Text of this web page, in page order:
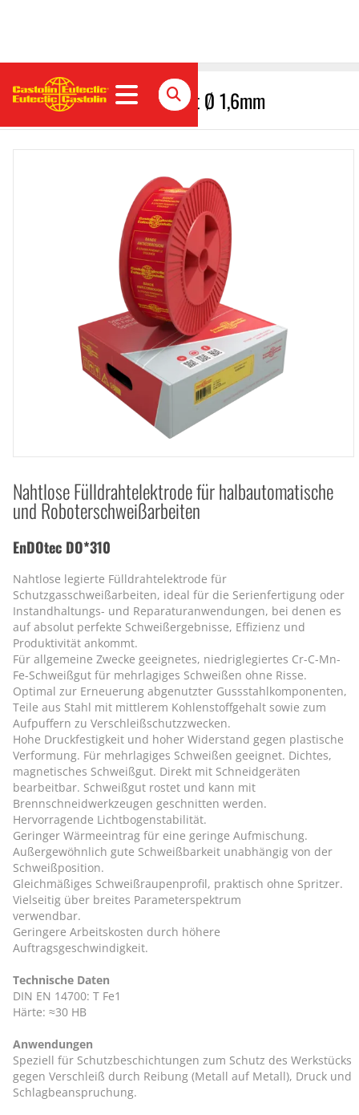
EnDOtec DO*310 Fülldraht Ø 1,6mm
Nahtlose Fülldrahtelektrode für halbautomatische
und Roboterschweißarbeiten
EnDOtec DO*310
Nahtlose legierte Fülldrahtelektrode für
Schutzgasschweißarbeiten, ideal für die Serienfertigung oder
Instandhaltungs- und Reparaturanwendungen, bei denen es
auf absolut perfekte Schweißergebnisse, Effizienz und
Produktivität ankommt.
Für allgemeine Zwecke geeignetes, niedriglegiertes Cr-C-Mn-
Fe-Schweißgut für mehrlagiges Schweißen ohne Risse.
Optimal zur Erneuerung abgenutzter Gussstahlkomponenten,
Teile aus Stahl mit mittlerem Kohlenstoffgehalt sowie zum
Aufpuffern zu Verschleißschutzzwecken.
Hohe Druckfestigkeit und hoher Widerstand gegen plastische
Verformung. Für mehrlagiges Schweißen geeignet. Dichtes,
magnetisches Schweißgut. Direkt mit Schneidgeräten
bearbeitbar. Schweißgut rostet und kann mit
Brennschneidwerkzeugen geschnitten werden.
Hervorragende Lichtbogenstabilität.
Geringer Wärmeeintrag für eine geringe Aufmischung.
Außergewöhnlich gute Schweißbarkeit unabhängig von der
Schweißposition.
Gleichmäßiges Schweißraupenprofil, praktisch ohne Spritzer.
Vielseitig über breites Parameterspektrum
verwendbar.
Geringere Arbeitskosten durch höhere
Auftragsgeschwindigkeit.
Technische Daten
DIN EN 14700: T Fe1
Härte: ≈30 HB
Anwendungen
Speziell für Schutzbeschichtungen zum Schutz des Werkstücks
gegen Verschleiß durch Reibung (Metall auf Metall), Druck und
Schlagbeanspruchung.